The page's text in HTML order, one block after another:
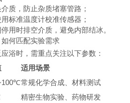
质，防止杂质堵塞管路；
用标准温度计校准传感器；
停用时排空介质，避免内部结冰。
何匹配实验需求
浴时，需重点关注以下参数：
适用场景
常规化学合成、材料测试
精密生物实验、药物研发